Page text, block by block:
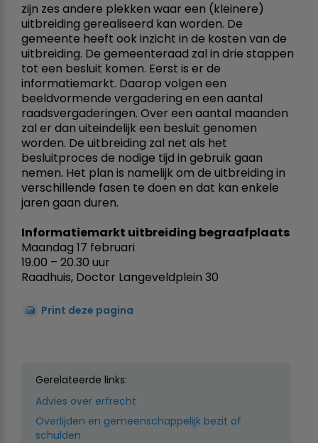
zijn zes andere plekken waar een (kleinere)
uitbreiding gerealiseerd kan worden. De
gemeente heeft ook inzicht in de kosten van de
uitbreiding. De gemeenteraad zal in drie stappen
tot een besluit komen. Eerst is er de
informatiemarkt. Daarop volgen een
beeldvormende vergadering en een aantal
raadsvergaderingen. Over een aantal maanden
zal er dan uiteindelijk een besluit genomen
worden. De uitbreiding zal net als het
besluitproces de nodige tijd in gebruik gaan
nemen. Het plan is namelijk om de uitbreiding in
verschillende fasen te doen en dat kan enkele
jaren gaan duren.
Informatiemarkt uitbreiding begraafplaats
Maandag 17 februari
19.00 – 20.30 uur
Raadhuis, Doctor Langeveldplein 30
Print deze pagina
Gerelateerde links:
Advies over erfrecht
Overlijden en gemeenschappelijk bezit of
schulden